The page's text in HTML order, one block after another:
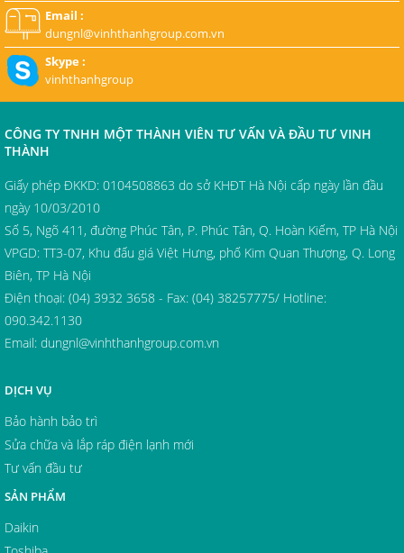
Email :
dungnl@vinhthanhgroup.com.vn
Skype :
vinhthanhgroup
CÔNG TY TNHH MỘT THÀNH VIÊN TƯ VẤN VÀ ĐẦU TƯ VINH
THÀNH
Giấy phép ĐKKD: 0104508863 do sở KHĐT Hà Nội cấp ngày lần đầu
ngày 10/03/2010
Số 5, Ngõ 411, đường Phúc Tân, P. Phúc Tân, Q. Hoàn Kiếm, TP Hà Nội
VPGD: TT3-07, Khu đấu giá Việt Hưng, phố Kim Quan Thượng, Q. Long
Biên, TP Hà Nội
Điện thoại: (04) 3932 3658 - Fax: (04) 38257775/ Hotline:
090.342.1130
Email: dungnl@vinhthanhgroup.com.vn
DỊCH VỤ
Bảo hành bảo trì
Sửa chữa và lắp ráp điện lạnh mới
Tư vấn đầu tư
SẢN PHẨM
Daikin